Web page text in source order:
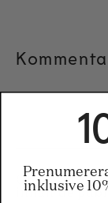
Observera
innan de
inklusive